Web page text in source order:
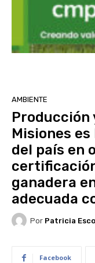
AMBIENTE
Producción
Misiones
del país en
ganadera
adecuada
Por Patricia
Facebook